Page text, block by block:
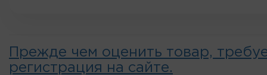
Прежде чем оценить товар,
регистрация на сайте.